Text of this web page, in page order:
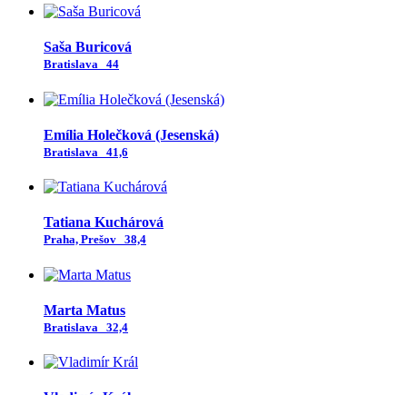
Saša Buricová
Bratislava 44
Emília Holečková (Jesenská)
Bratislava 41,6
Tatiana Kuchárová
Praha, Prešov 38,4
Marta Matus
Bratislava 32,4